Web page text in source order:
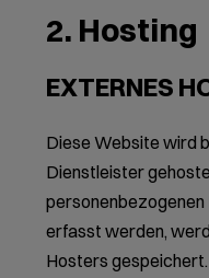
2. Hosting
EXTERNES
Diese Website wird
Dienstleister
erfasst werden,
Hosters gespeichert.